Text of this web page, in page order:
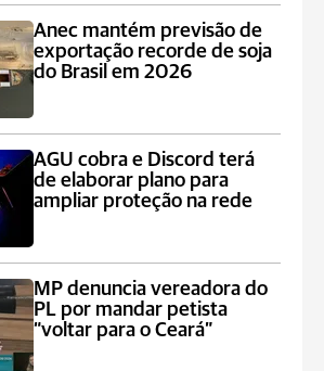
Anec mantém previsão de
exportação recorde de soja
do Brasil em 2026
AGU cobra e Discord terá
de elaborar plano para
ampliar proteção na rede
MP denuncia vereadora do
PL por mandar petista
“voltar para o Ceará”